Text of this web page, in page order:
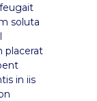
soluta
placerat
in iis